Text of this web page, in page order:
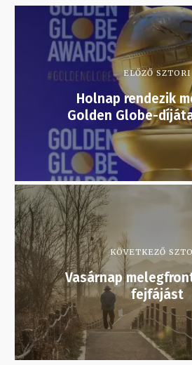
ELŐZŐ SZTORI
Holnap rendezik
Golden Globe-
KÖVETKEZŐ
Vasárnap
fejfájást